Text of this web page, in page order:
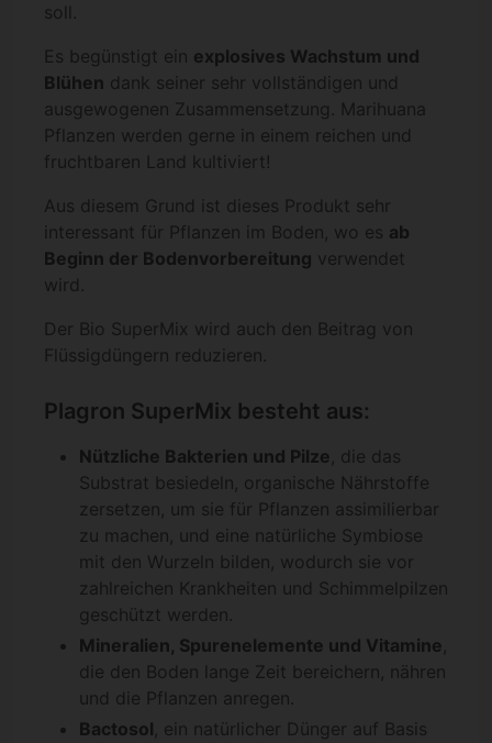
soll.
Es begünstigt ein explosives Wachstum und
Blühen dank seiner sehr vollständigen und
ausgewogenen Zusammensetzung. Marihuana
Pflanzen werden gerne in einem reichen und
fruchtbaren Land kultiviert!
Aus diesem Grund ist dieses Produkt sehr
interessant für Pflanzen im Boden, wo es ab
Beginn der Bodenvorbereitung verwendet
wird.
Der Bio SuperMix wird auch den Beitrag von
Flüssigdüngern reduzieren.
Plagron SuperMix besteht aus:
Nützliche Bakterien und Pilze, die das
Substrat besiedeln, organische Nährstoffe
zersetzen, um sie für Pflanzen assimilierbar
zu machen, und eine natürliche Symbiose
mit den Wurzeln bilden, wodurch sie vor
zahlreichen Krankheiten und Schimmelpilzen
geschützt werden.
Mineralien, Spurenelemente und Vitamine,
die den Boden lange Zeit bereichern, nähren
und die Pflanzen anregen.
Bactosol, ein natürlicher Dünger auf Basis